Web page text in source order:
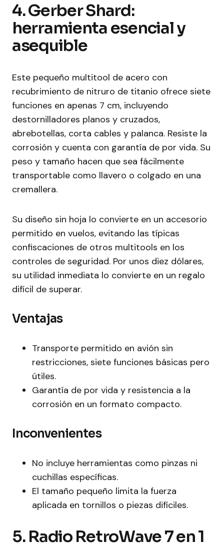
4. Gerber Shard:
herramienta esencial y
asequible
Este pequeño multitool de acero con
recubrimiento de nitruro de titanio ofrece siete
funciones en apenas 7 cm, incluyendo
destornilladores planos y cruzados,
abrebotellas, corta cables y palanca. Resiste la
corrosión y cuenta con garantía de por vida. Su
peso y tamaño hacen que sea fácilmente
transportable como llavero o colgado en una
cremallera.
Su diseño sin hoja lo convierte en un accesorio
permitido en vuelos, evitando las típicas
confiscaciones de otros multitools en los
controles de seguridad. Por unos diez dólares,
su utilidad inmediata lo convierte en un regalo
difícil de superar.
Ventajas
Transporte permitido en avión sin
restricciones, siete funciones básicas pero
útiles.
Garantía de por vida y resistencia a la
corrosión en un formato compacto.
Inconvenientes
No incluye herramientas como pinzas ni
cuchillas específicas.
El tamaño pequeño limita la fuerza
aplicada en tornillos o piezas difíciles.
5. Radio RetroWave 7 en 1